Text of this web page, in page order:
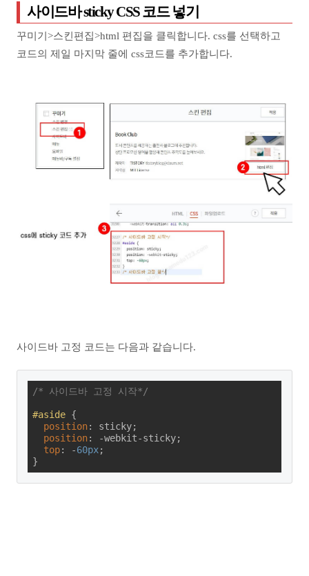
사이드바 sticky CSS 코드 넣기
꾸미기>스킨편집>html 편집을 클릭합니다. css를 선택하고
코드의 제일 마지막 줄에 css코드를 추가합니다.
사이드바 고정 코드는 다음과 같습니다.
/* 사이드바 고정 시작*/
#aside {
position: sticky;
position: -webkit-sticky;
top: -60px;
}